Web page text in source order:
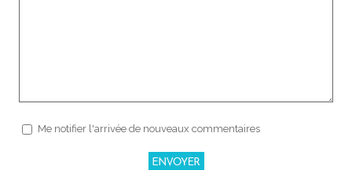
Me notifier l'arrivée de nouveaux commentaires